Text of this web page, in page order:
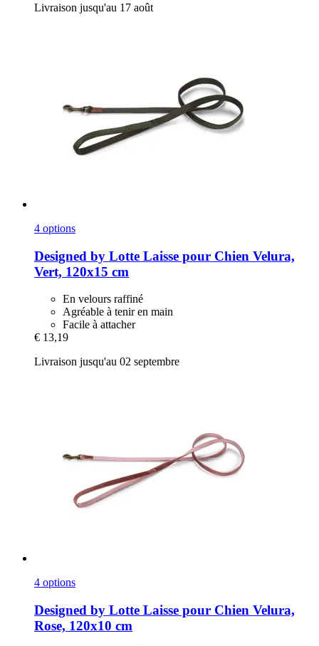
Livraison jusqu'au 17 août
4 options
Designed by Lotte Laisse pour Chien Velura,
Vert, 120x15 cm
En velours raffiné
Agréable à tenir en main
Facile à attacher
€ 13,19
Livraison jusqu'au 02 septembre
4 options
Designed by Lotte Laisse pour Chien Velura,
Rose, 120x10 cm